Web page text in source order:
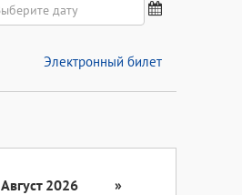
Электронный билет
Август 2026
»